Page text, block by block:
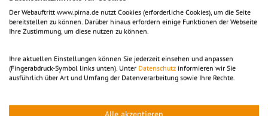
Ilse-Bähnert-Stiftungund demFreundeskreis Caspar David
Friedricheiniges vor, um den großen Maler der Romantik zu ehren.
Am 27. Januar 2024 öffnete im Peter-Ulrich-Haus die
Sonderausstellung „Wandergefährten – In der Sächsischen Schweiz
von Veith & Engelhardt „Mahlerische Wanderungen“, nach dem
bereits Caspar David Friedrich seine Wanderungen plante, waren
romantische Bilder aus der Privatsammlung von Tom Pauls zu
Cottbuser FilmemachersDonald Saischowa. Dieser Film wurde
Der Webauftritt www.pirna.de nutzt Cookies (erforderliche Cookies), um die Seite
bereitstellen zu können. Darüber hinaus erfordern einige Funktionen der Webseite
Ihre Zustimmung, um diese nutzen zu können.
Ihre aktuellen Einstellungen können Sie jederzeit einsehen und anpassen
(Fingerabdruck-Symbol links unten). Unter Datenschutz informieren wir Sie
ausführlich über Art und Umfang der Datenverarbeitung sowie Ihre Rechte.
Alle akzeptieren